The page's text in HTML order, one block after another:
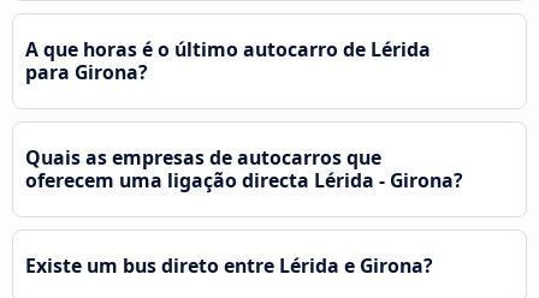
A que horas é o último autocarro de Lérida
para Girona?
Quais as empresas de autocarros que
oferecem uma ligação directa Lérida - Girona?
Existe um bus direto entre Lérida e Girona?